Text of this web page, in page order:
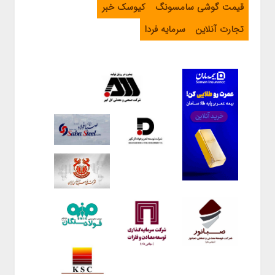
قیمت گوشی سامسونگ
کیوسک خبر
تجارت آنلاین
سرمایه فردا